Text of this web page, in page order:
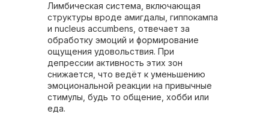
Лимбическая система, включающая
структуры вроде амигдалы, гиппокампа
и nucleus accumbens, отвечает за
обработку эмоций и формирование
ощущения удовольствия. При
депрессии активность этих зон
снижается, что ведёт к уменьшению
эмоциональной реакции на привычные
стимулы, будь то общение, хобби или
еда.